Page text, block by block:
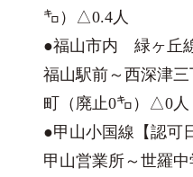
㌔）△0.4人
●福山市内 緑ヶ丘
福山駅前～西深津
町（廃止0㌔）△0人
●甲山小国線【認可
甲山営業所～世羅